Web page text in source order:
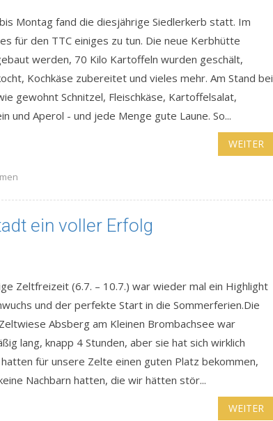
Montag fand die diesjährige Siedlerkerb statt. Im
für den TTC einiges zu tun. Die neue Kerbhütte
werden, 70 Kilo Kartoffeln wurden geschält,
Kochkäse zubereitet und vieles mehr. Am Stand bei
gewohnt Schnitzel, Fleischkäse, Kartoffelsalat,
und Aperol - und jede Menge gute Laune. So...
WEITER
ein voller Erfolg
Zeltfreizeit (6.7. – 10.7.) war wieder mal ein Highlight
und der perfekte Start in die Sommerferien.Die
Absberg am Kleinen Brombachsee war
lang, knapp 4 Stunden, aber sie hat sich wirklich
für unsere Zelte einen guten Platz bekommen,
Nachbarn hatten, die wir hätten stör...
WEITER